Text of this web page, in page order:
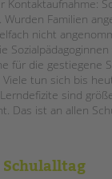
Kontaktaufnahme:
Familien
nicht
für die gestiegene
tun sich bis
sind
Das ist an allen
Schulalltag